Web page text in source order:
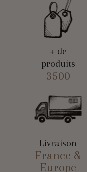
+ de
produits
3500
Livraison
France &
Europe